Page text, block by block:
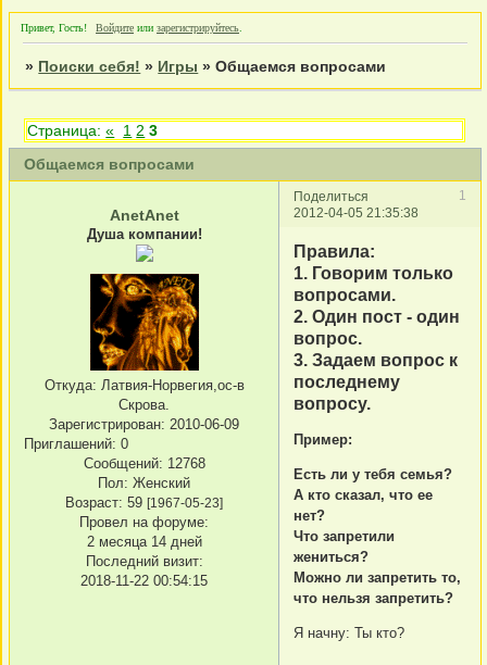
Привет, Гость! Войдите или зарегистрируйтесь
» Поиски себя! » Игры »Общаемся вопросами
Общаемся вопросами
Страница:« 1 2 3
Поделиться
1
2012-04-05 21:35:38
AnetAnet
Душа компании!
Откуда: Латвия-Норвегия,ос-в
Скрова.
Зарегистрирован: 2010-06-09
Приглашений: 0
Сообщений: 12768
Пол: Женский
Возраст: 59 [1967-05-23]
Провел на форуме:
2 месяца 14 дней
Последний визит:
2018-11-22 00:54:15
Правила:
1. Говорим только
вопросами.
2. Один пост - один
вопрос.
3. Задаем вопрос к
последнему
вопросу.
Пример:
Есть ли у тебя семья?
А кто сказал, что ее
нет?
Что запретили
жениться?
Можно ли запретить то,
что нельзя запретить?
Я начну: Ты кто?